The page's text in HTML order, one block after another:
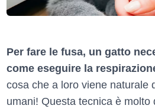
Per fare le fusa, un gatto
come eseguire la
cosa che a loro viene naturale
umani! Questa tecnica è molto